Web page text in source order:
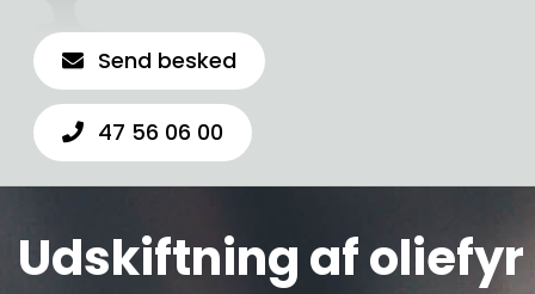
Send besked
47 56 06 00
Udskiftning af oliefyr